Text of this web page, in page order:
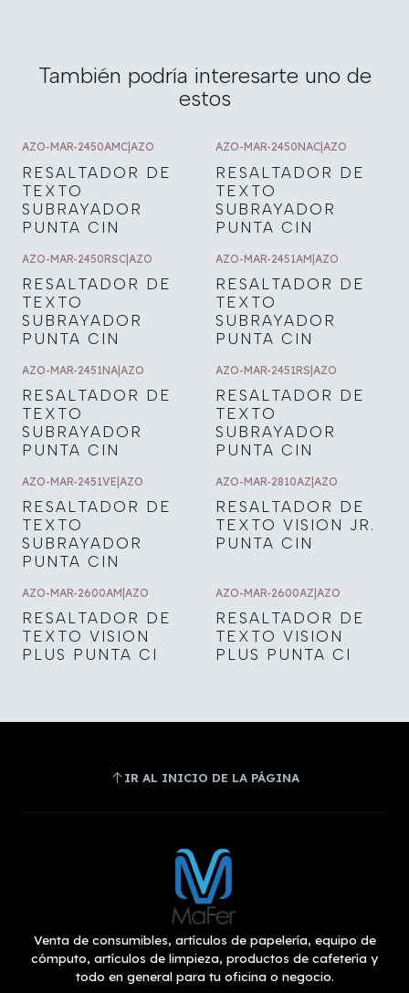
También podría interesarte uno de
estos
AZO-MAR-2450AMC AZO
RESALTADOR DE
TEXTO
SUBRAYADOR
PUNTA CIN
AZO-MAR-2450NAC AZO
RESALTADOR DE
TEXTO
SUBRAYADOR
PUNTA CIN
AZO-MAR-2450RSC|AZO
RESALTADOR DE
TEXTO
SUBRAYADOR
PUNTA CIN
AZO-MAR-2451AM|AZO
RESALTADOR DE
TEXTO
SUBRAYADOR
PUNTA CIN
AZO-MAR-2451NA AZO
RESALTADOR DE
TEXTO
SUBRAYADOR
PUNTA CIN
AZO-MAR-2451RS AZO
RESALTADOR DE
TEXTO
SUBRAYADOR
PUNTA CIN
AZO-MAR-2451VE AZO
RESALTADOR DE
TEXTO
SUBRAYADOR
PUNTA CIN
AZO-MAR-2810AZ AZO
RESALTADOR DE
TEXTO VISION JR.
PUNTA CIN
AZO-MAR-2600AM AZO
RESALTADOR DE
TEXTO VISION
PLUS PUNTA CI
AZO-MAR-2600AZ AZO
RESALTADOR DE
TEXTO VISION
PLUS PUNTA CI
IR AL INICIO DE LA PÁGINA
Venta de consumibles, artículos de papelería, equipo de
cómputo, artículos de limpieza, productos de cafetería y
todo en general para tu oficina o negocio.